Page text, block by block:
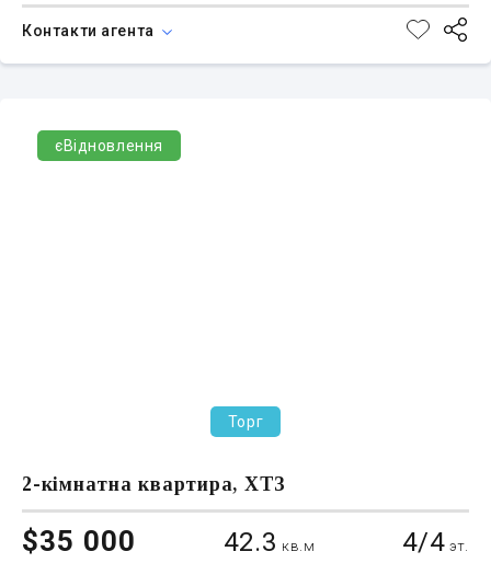
Контакти агента
єВідновлення
Торг
2-кімнатна квартира, ХТЗ
$35 000 42.3 кв.м 4/4 эт.